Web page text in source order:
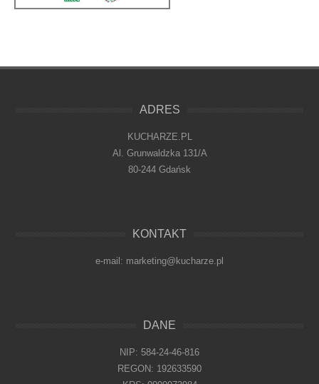
ADRES
KUCHARZE.PL
Al. Grunwaldzka 131/A
80-244 Gdańsk
KONTAKT
e-mail: marketing@kucharze.pl
DANE
NIP: 584-24-46-816
REGON: 192633590